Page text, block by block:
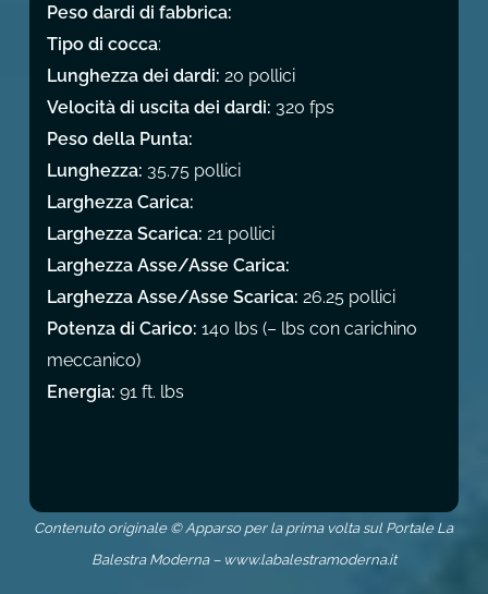
Peso dardi di fabbrica:
Tipo di cocca:
Lunghezza dei dardi: 20 pollici
Velocità di uscita dei dardi: 320 fps
Peso della Punta:
Lunghezza: 35.75 pollici
Larghezza Carica:
Larghezza Scarica: 21 pollici
Larghezza Asse/Asse Carica:
Larghezza Asse/Asse Scarica: 26.25 pollici
Potenza di Carico: 140 lbs (– lbs con carichino
meccanico)
Energia: 91 ft. lbs
Contenuto originale © Apparso per la prima volta sul Portale La
Balestra Moderna – www.labalestramoderna.it